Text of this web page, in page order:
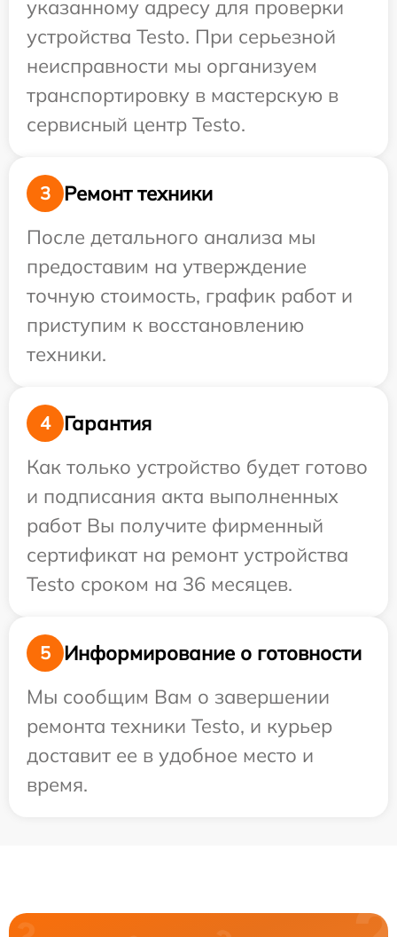
указанному адресу для проверки
устройства Testo. При серьезной
неисправности мы организуем
транспортировку в мастерскую в
сервисный центр Testo.
3
Ремонт техники
После детального анализа мы
предоставим на утверждение
точную стоимость, график работ и
приступим к восстановлению
техники.
4
Гарантия
Как только устройство будет готово
и подписания акта выполненных
работ Вы получите фирменный
сертификат на ремонт устройства
Testo сроком на 36 месяцев.
5
Информирование о готовности
Мы сообщим Вам о завершении
ремонта техники Testo, и курьер
доставит ее в удобное место и
время.